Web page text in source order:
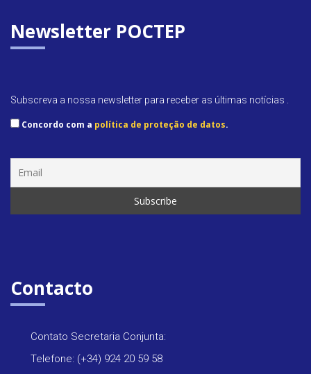
Newsletter POCTEP
Subscreva a nossa newsletter para receber as últimas notícias .
Concordo com a política de proteção de datos.
Contacto
Contato Secretaria Conjunta:
Telefone: (+34) 924 20 59 58